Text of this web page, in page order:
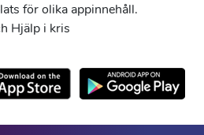
för olika appinnehåll.
Hjälp i kris